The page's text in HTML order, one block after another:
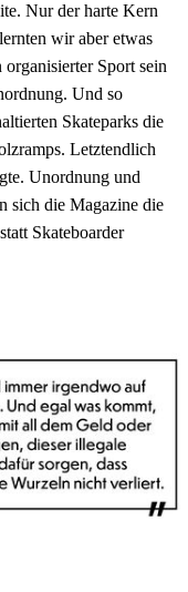
Nur der harte Kern
wir aber etwas
Sport sein
Und so
Skateparks die
Letztendlich
Unordnung und
sich die Magazine die
Skateboarder